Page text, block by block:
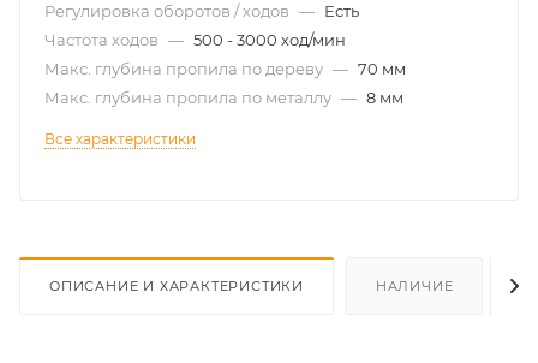
Регулировка оборотов / ходов — Есть
Частота ходов — 500 - 3000 ход/мин
Макс. глубина пропила по дереву — 70 мм
Макс. глубина пропила по металлу — 8 мм
Все характеристики
ОПИСАНИЕ И ХАРАКТЕРИСТИКИ НАЛИЧИЕ